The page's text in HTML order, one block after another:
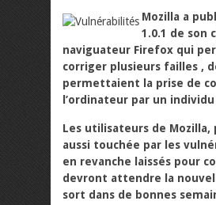
Mozilla a
1.0.1 de son
naviguateur Firefox qui
corriger plusieurs failles ,
permettaient la prise de
l’ordinateur par un
Les utilisateurs de
aussi touchée par les
en revanche laissés pour
devront attendre la
sort dans de bonnes